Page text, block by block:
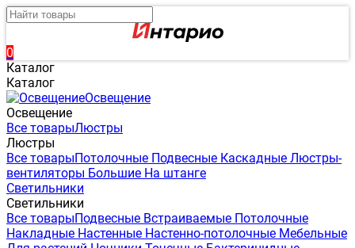
0
Каталог
Каталог
Освещение
Освещение
Все товарыЛюстры
Люстры
Все товарыПотолочные Подвесные Каскадные Люстры-
вентиляторы Большие На штанге
Светильники
Светильники
Все товарыПодвесные Встраиваемые Потолочные
Накладные Настенные Настенно-потолочные Мебельные